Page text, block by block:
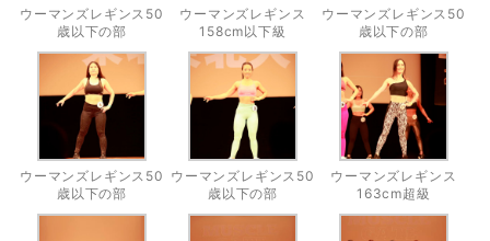
ウーマンズレギンス50
歳以下の部
ウーマンズレギンス
158cm以下級
ウーマンズレギンス50
歳以下の部
ウーマンズレギンス50
歳以下の部
ウーマンズレギンス50
歳以下の部
ウーマンズレギンス
163cm超級